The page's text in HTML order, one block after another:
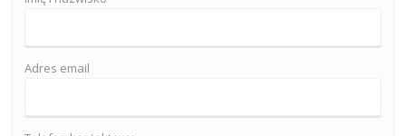
Adres email